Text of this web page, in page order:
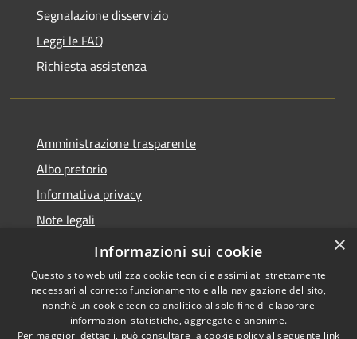
Segnalazione disservizio
Leggi le FAQ
Richiesta assistenza
Amministrazione trasparente
Albo pretorio
Informativa privacy
Note legali
Dichiarazione di accessibilità
Copyright © 2026 • Comune di
×
Informazioni sui cookie
Questo sito web utilizza cookie tecnici e assimilati strettamente
necessari al corretto funzionamento e alla navigazione del sito,
nonché un cookie tecnico analitico al solo fine di elaborare
informazioni statistiche, aggregate e anonime.
Per maggiori dettagli, può consultare la cookie policy al seguente link